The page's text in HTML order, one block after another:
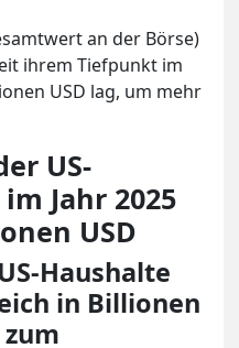
an der Börse)
ihrem Tiefpunkt im
USD lag, um mehr
US-
Jahr 2025
USD
Haushalte
in Billionen